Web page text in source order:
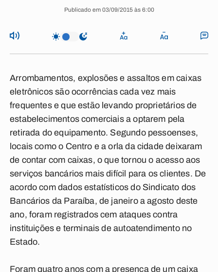
Publicado em 03/09/2015 às 6:00
Arrombamentos, explosões e assaltos em caixas
eletrônicos são ocorrências cada vez mais
frequentes e que estão levando proprietários de
estabelecimentos comerciais a optarem pela
retirada do equipamento. Segundo pessoenses,
locais como o Centro e a orla da cidade deixaram
de contar com caixas, o que tornou o acesso aos
serviços bancários mais difícil para os clientes. De
acordo com dados estatísticos do Sindicato dos
Bancários da Paraíba, de janeiro a agosto deste
ano, foram registrados cem ataques contra
instituições e terminais de autoatendimento no
Estado.
Foram quatro anos com a presença de um caixa